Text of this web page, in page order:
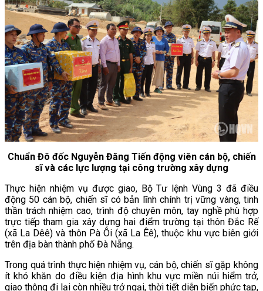
Chuẩn Đô đốc Nguyễn Đăng Tiến động viên cán bộ, chiến
sĩ và các lực lượng tại công trường xây dựng
Thực hiện nhiệm vụ được giao, Bộ Tư lệnh Vùng 3 đã điều
động 50 cán bộ, chiến sĩ có bản lĩnh chính trị vững vàng, tinh
thần trách nhiệm cao, trình độ chuyên môn, tay nghề phù hợp
trực tiếp tham gia xây dựng hai điểm trường tại thôn Đắc Rế
(xã La Dêê) và thôn Pà Ôi (xã La Êê), thuộc khu vực biên giới
trên địa bàn thành phố Đà Nẵng.
Trong quá trình thực hiện nhiệm vụ, cán bộ, chiến sĩ gặp không
ít khó khăn do điều kiện địa hình khu vực miền núi hiểm trở,
giao thông đi lại còn nhiều trở ngại, thời tiết diễn biến phức tạp,